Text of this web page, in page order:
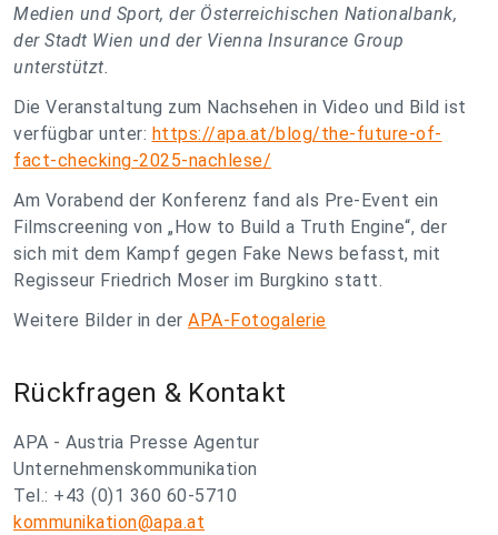
Medien und Sport, der Österreichischen Nationalbank,
der Stadt Wien und der Vienna Insurance Group
unterstützt.
Die Veranstaltung zum Nachsehen in Video und Bild ist
verfügbar unter: https://apa.at/blog/the-future-of-
fact-checking-2025-nachlese/
Am Vorabend der Konferenz fand als Pre-Event ein
Filmscreening von „How to Build a Truth Engine“, der
sich mit dem Kampf gegen Fake News befasst, mit
Regisseur Friedrich Moser im Burgkino statt.
Weitere Bilder in der APA-Fotogalerie
Rückfragen & Kontakt
APA - Austria Presse Agentur
Unternehmenskommunikation
Tel.: +43 (0)1 360 60-5710
kommunikation@apa.at